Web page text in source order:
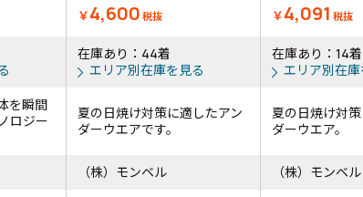
￥4,600 税抜 ￥4,091 税抜
在庫あり：44着
エリア別在庫を見る
在庫あり：14着
エリア別在
を瞬間
ロジー
夏の日焼け対策に適したアン
ダーウエアです。
夏の日焼け対
ダーウエア。
（株）モンベル
（株）モンベル